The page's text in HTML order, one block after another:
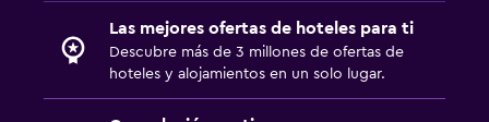
Las mejores ofertas de hoteles para ti
Descubre más de 3 millones de ofertas de
hoteles y alojamientos en un solo lugar.